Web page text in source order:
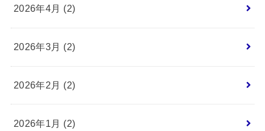
2026年4月 (2)
2026年3月 (2)
2026年2月 (2)
2026年1月 (2)